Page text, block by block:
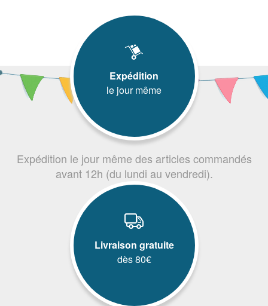
Expédition
le jour même
Expédition le jour même des articles commandés
avant 12h (du lundi au vendredi).
Livraison gratuite
dès 80€